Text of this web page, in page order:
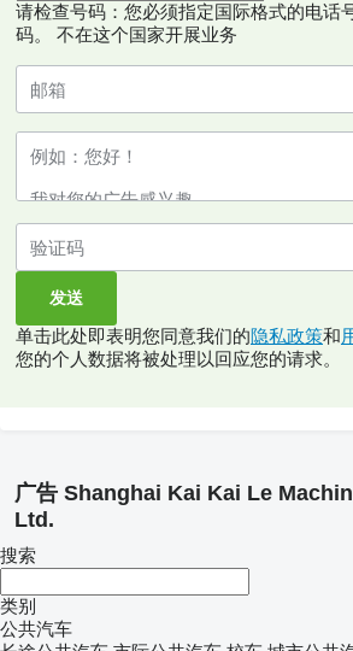
请检查号码：您必须指定国际格式的电话
码。
不在这个国家开展业务
单击此处即表明您同意我们的隐私政策和
您的个人数据将被处理以回应您的请求。
广告 Shanghai Kai Kai Le
Ltd.
搜索
类别
公共汽车